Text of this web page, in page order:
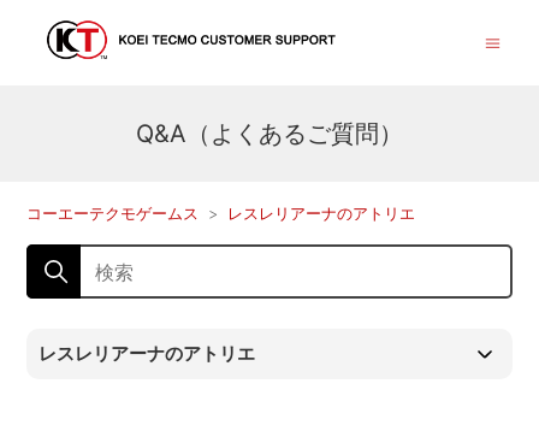
Q&A（よくあるご質問）
コーエーテクモゲームス レスレリアーナのアトリエ
レスレリアーナのアトリエ